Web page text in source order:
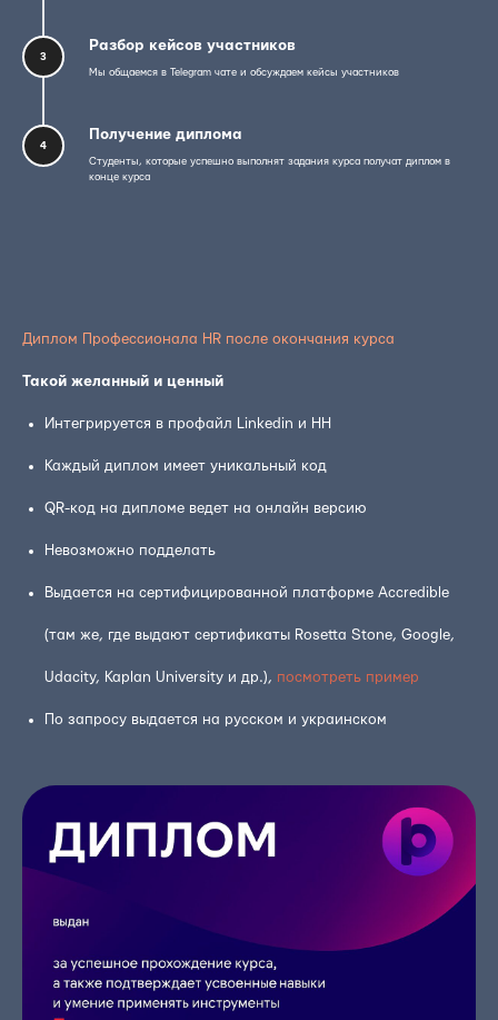
3
Разбор кейсов участников
Мы общаемся в Telegram чате и обсуждаем кейсы участников
4
Получение диплома
Студенты, которые успешно выполнят задания курса получат диплом в
конце курса
Диплом Профессионала HR после окончания курса
Такой желанный и ценный
Интегрируется в профайл Linkedin и HH
Каждый диплом имеет уникальный код
QR-код на дипломе ведет на онлайн версию
Невозможно подделать
Выдается на сертифицированной платформе Accredible
(там же, где выдают сертификаты Rosetta Stone, Google,
Udacity, Kaplan University и др.), посмотреть пример
По запросу выдается на русском и украинском